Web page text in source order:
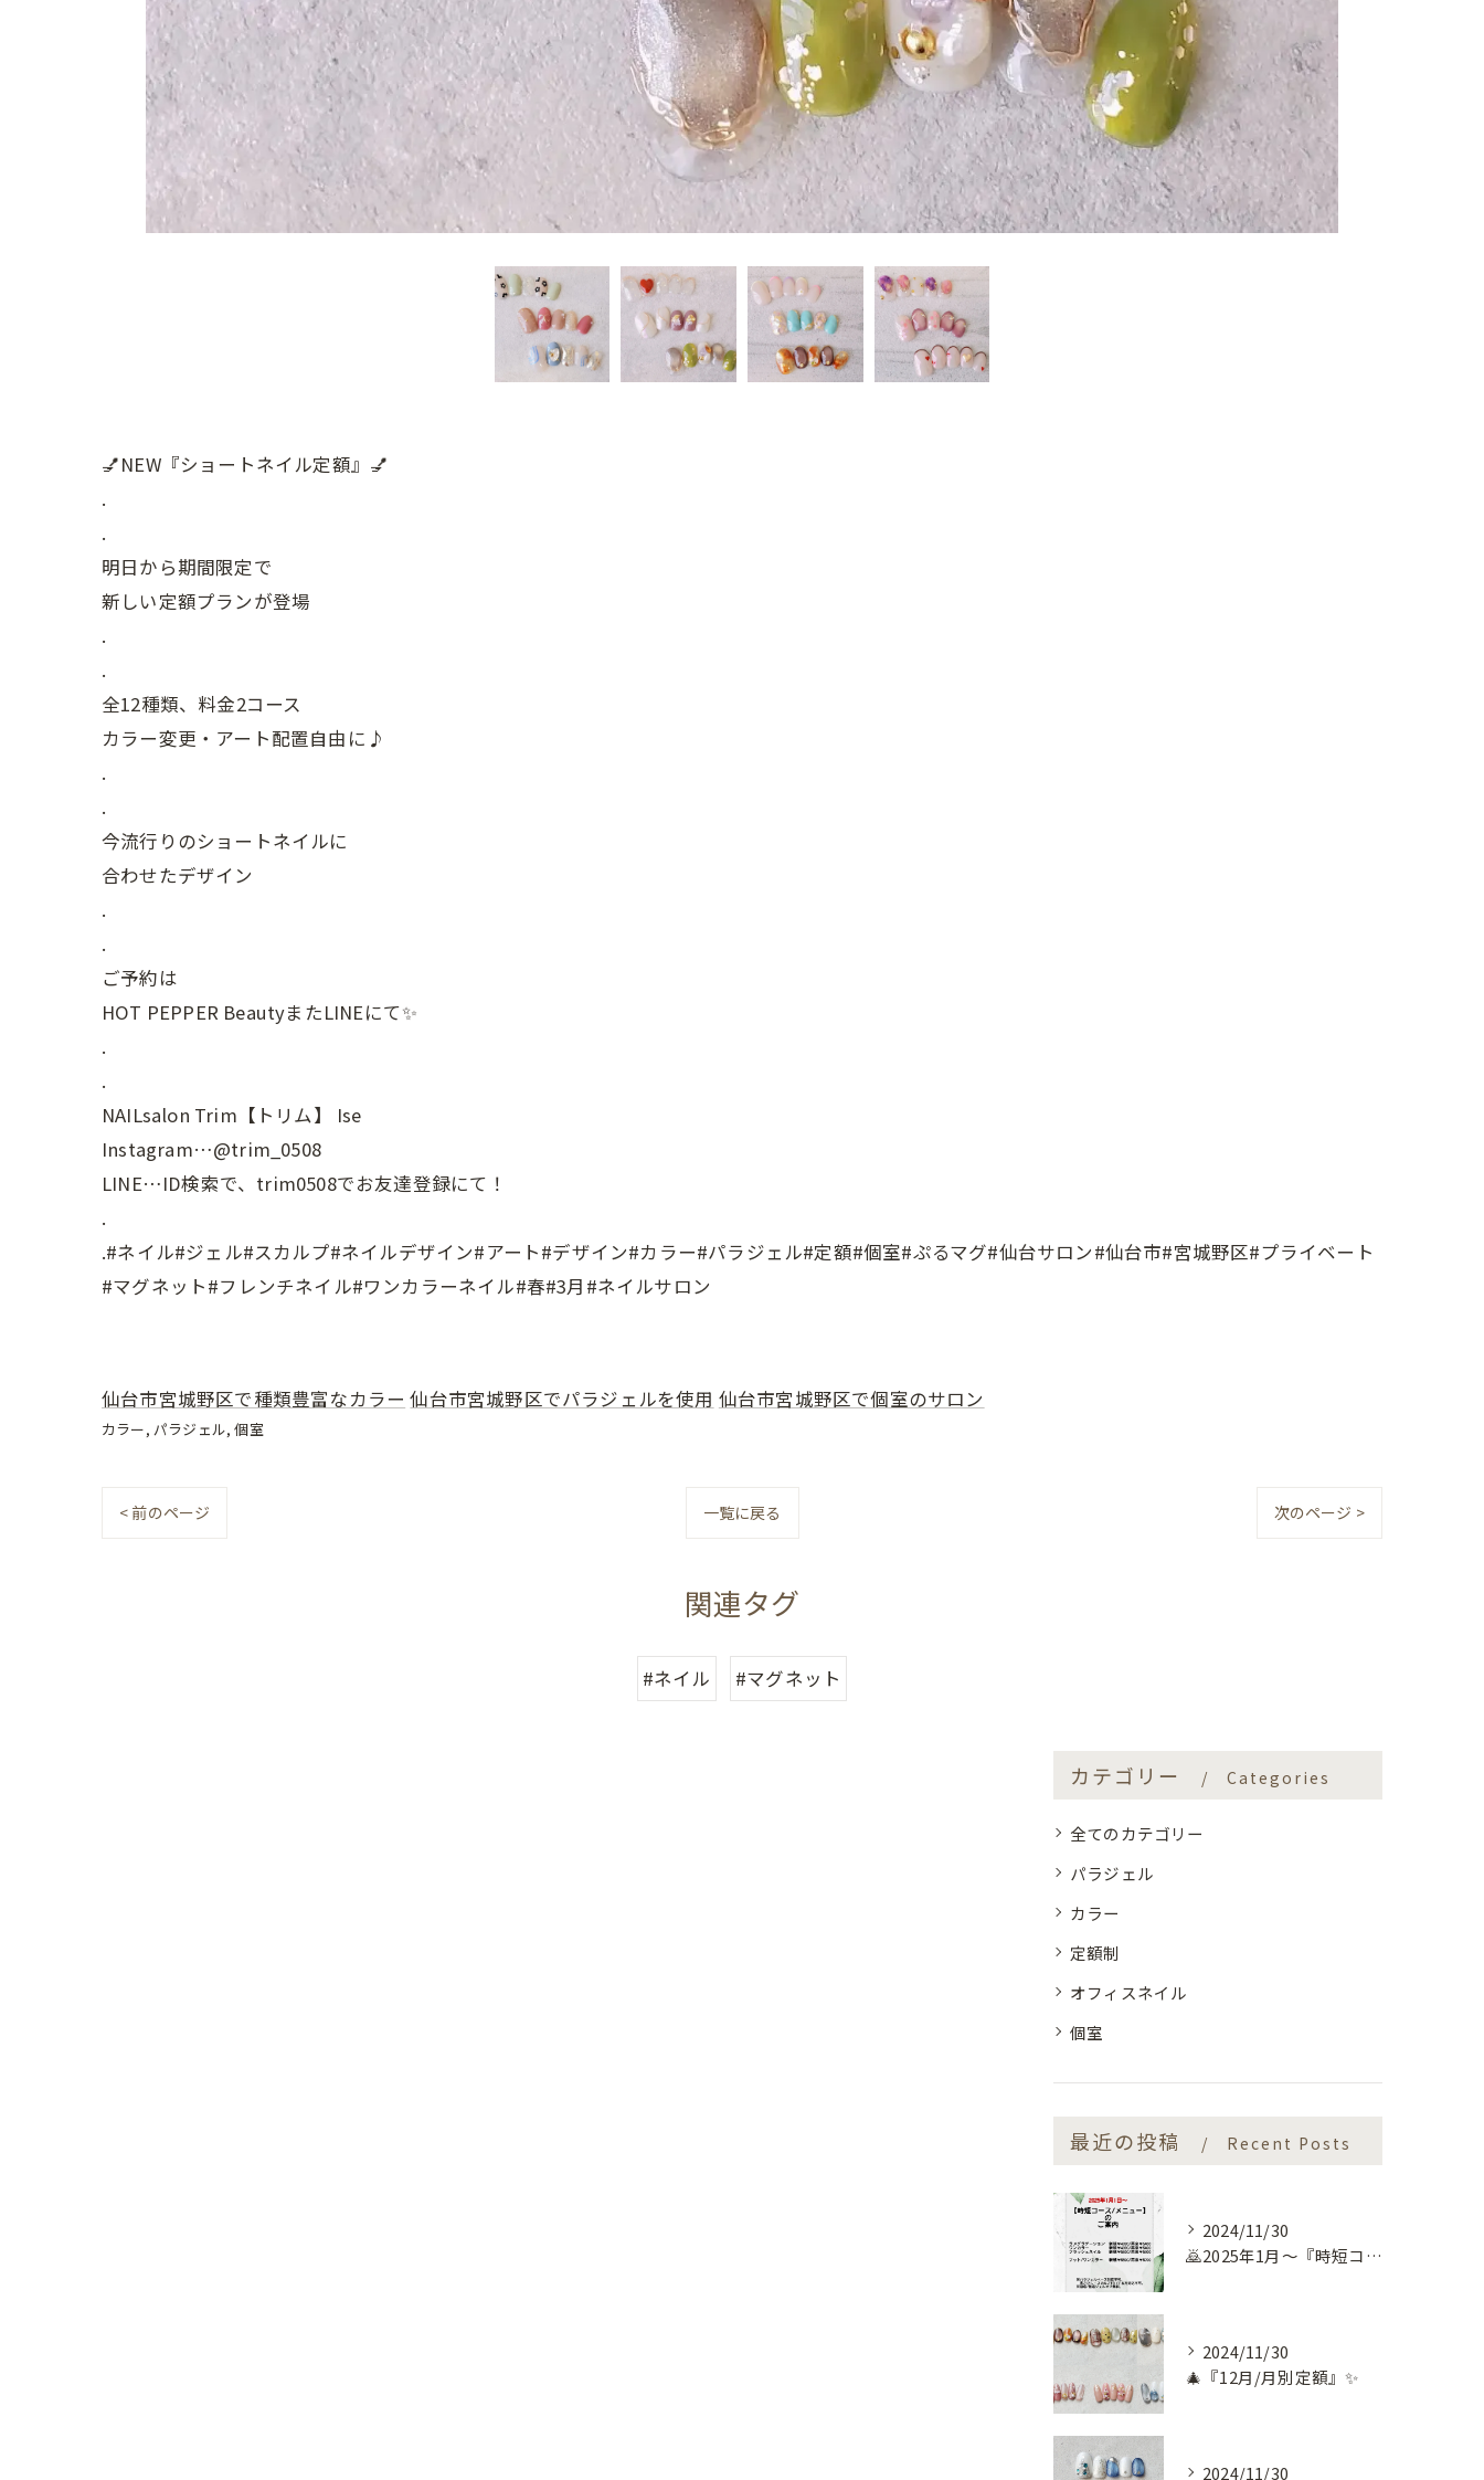
💅NEW『ショートネイル定額』💅
.
.
明日から期間限定で
新しい定額プランが登場
.
.
全12種類、料金2コース
カラー変更・アート配置自由に♪
.
.
今流行りのショートネイルに
合わせたデザイン
.
.
ご予約は
HOT PEPPER BeautyまたLINEにて✨
.
.
NAILsalon Trim【トリム】 Ise
Instagram…@trim_0508
LINE…ID検索で、trim0508でお友達登録にて！
.
.#ネイル#ジェル#スカルプ#ネイルデザイン#アート#デザイン#カラー#パラジェル#定額#個室#ぷるマグ#仙台サロン#仙台市#宮城野区#プライベート
#マグネット#フレンチネイル#ワンカラーネイル#春#3月#ネイルサロン
仙台市宮城野区で種類豊富なカラー 仙台市宮城野区でパラジェルを使用 仙台市宮城野区で個室のサロン
カラー パラジェル 個室
< 前のページ 一覧に戻る 次のページ >
関連タグ
#ネイル #マグネット
カテゴリー Categories
全てのカテゴリー
パラジェル
カラー
定額制
オフィスネイル
個室
最近の投稿 Recent Posts
2024/11/30
🙇2025年1月～『時短コース』のお知らせ🙇
2024/11/30
🎄『12月/月別定額』✨
2024/11/30